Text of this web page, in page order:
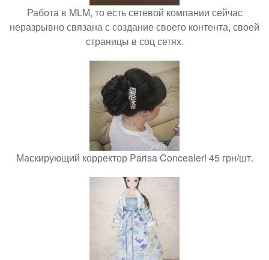
Работа в MLM, то есть сетевой компании сейчас
неразрывно связана с создание своего контента, своей
страницы в соц сетях.
Маскирующий корректор Parisa Concealer! 45 грн/шт.